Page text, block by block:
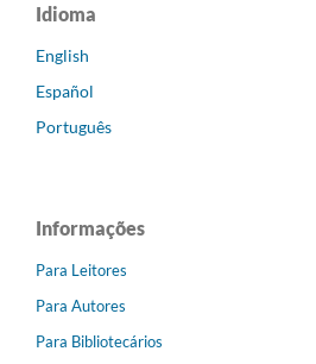
Idioma
English
Español
Português
Informações
Para Leitores
Para Autores
Para Bibliotecários